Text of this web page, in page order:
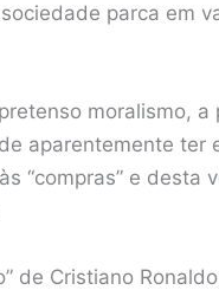
parca em
moralismo,
aparentemente ter
“compras” e desta
de Cristiano